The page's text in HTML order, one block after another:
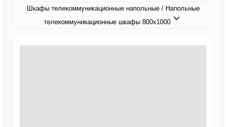
Шкафы телекоммуникационные напольные / Напольные
телекоммуникационные шкафы 800x1000